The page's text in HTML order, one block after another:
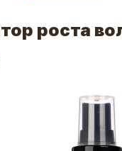
роста